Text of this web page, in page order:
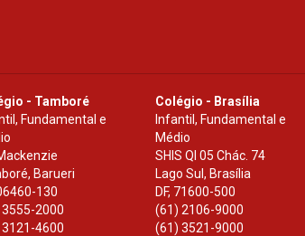
- Tamboré
Fundamental e
Barueri
130
2000
4600
Colégio - Brasília
Infantil, Fundamental e
Médio
SHIS Ql 05 Chác. 74
Lago Sul, Brasília
DF, 71600-500
(61) 2106-9000
(61) 3521-9000